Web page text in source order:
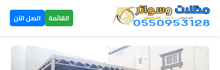
القائمة اتصل الآن ×
الرئيسية